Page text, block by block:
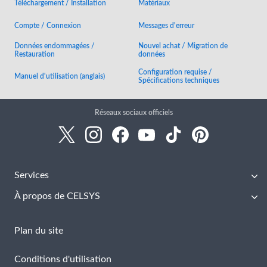
Téléchargement / Installation Matériaux
Compte / Connexion Messages d'erreur
Données endommagées /
Restauration
Nouvel achat / Migration de
données
Manuel d'utilisation (anglais)
Configuration requise /
Spécifications techniques
Réseaux sociaux officiels
Services
À propos de CELSYS
Plan du site
Conditions d'utilisation